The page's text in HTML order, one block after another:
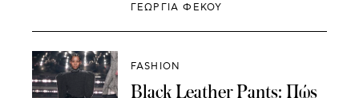
ΓΕΩΡΓΙΑ ΦΕΚΟΥ
FASHION
Black Leather Pants: Πώς